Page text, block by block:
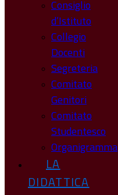
Consiglio
d’Istituto
Collegio
Docenti
Segreteria
Comitato
Genitori
Comitato
Studentesco
Organigramma
LA
DIDATTICA